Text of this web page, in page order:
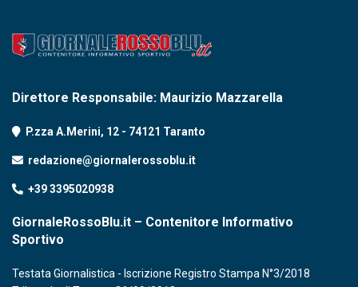
Direttore Responsabile: Maurizio Mazzarella
P.zza A.Merini, 12 - 74121 Taranto
redazione@giornalerossoblu.it
+39 3395020938
GiornaleRossoBlu.it – Contenitore Informativo
Sportivo
Testata Giornalistica - Iscrizione Registro Stampa N°3/2018